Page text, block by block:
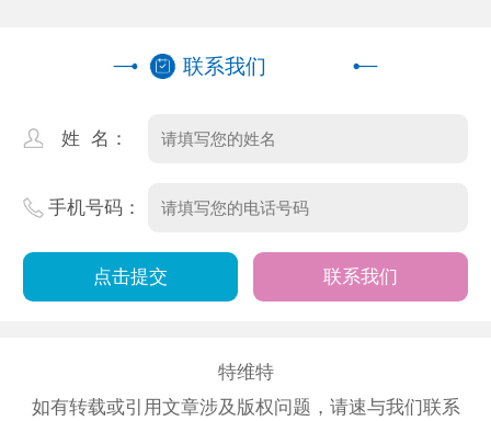
联系我们
姓 名：
手机号码：
联系我们
特维特
如有转载或引用文章涉及版权问题，请速与我们联系